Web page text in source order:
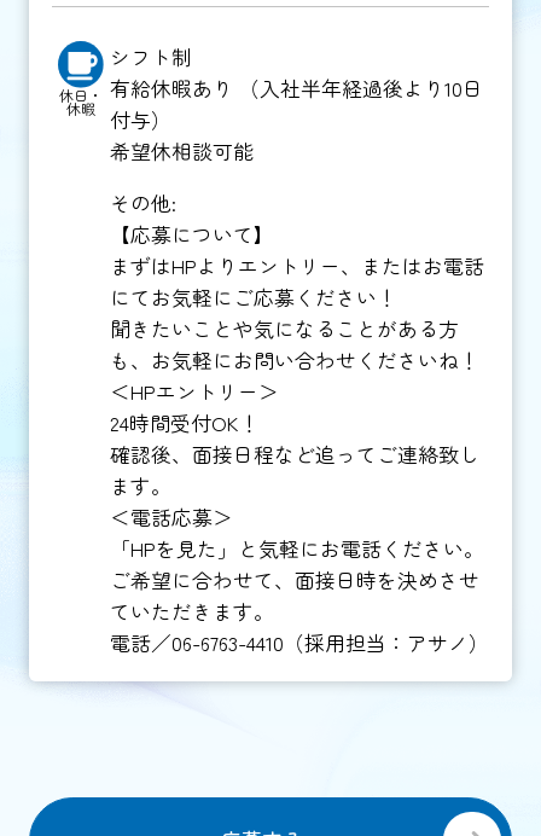
休日・
休暇
シフト制
有給休暇あり （入社半年経過後より10日
付与）
希望休相談可能
その他:
【応募について】
まずはHPよりエントリー、またはお電話
にてお気軽にご応募ください！
聞きたいことや気になることがある方
も、お気軽にお問い合わせくださいね！
＜HPエントリー＞
24時間受付OK！
確認後、面接日程など追ってご連絡致し
ます。
＜電話応募＞
「HPを見た」と気軽にお電話ください。
ご希望に合わせて、面接日時を決めさせ
ていただきます。
電話／06-6763-4410（採用担当：アサノ）